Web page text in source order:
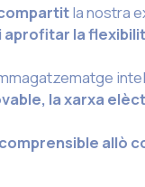
la nostra
aprofitar la
la xarxa
allò